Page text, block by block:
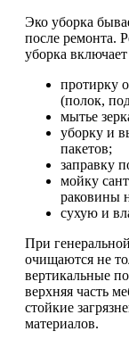
Эко уборка
после ремонта.
уборка включает
протирку
(полок,
мытье
уборку и
пакетов;
заправку
мойку
раковины
сухую и
При
очищаются не
вертикальные
верхняя часть
стойкие
материалов.